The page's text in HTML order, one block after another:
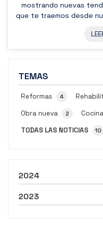
TEMAS
TODAS LAS NOTICIAS 10
Reformas 4
Obra nueva 2
mostrando nuevas
que te traemos desde
Hablamos de un
potentes en el
2024
2023